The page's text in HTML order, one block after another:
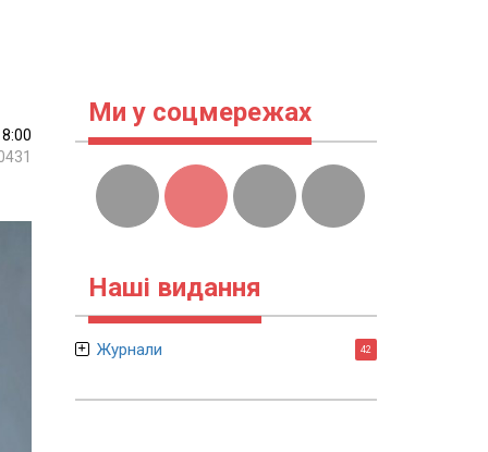
Ми у соцмережах
Наші видання
Журнали 42